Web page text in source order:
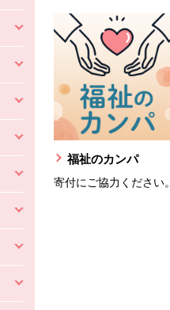
福祉のカンパ
寄付にご協力ください。